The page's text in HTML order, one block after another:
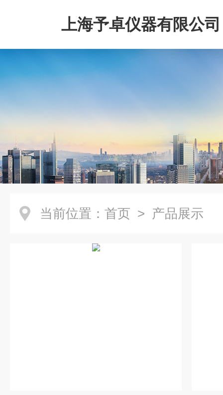
上海予卓仪器有限公司
当前位置： 首页 > 产品展示